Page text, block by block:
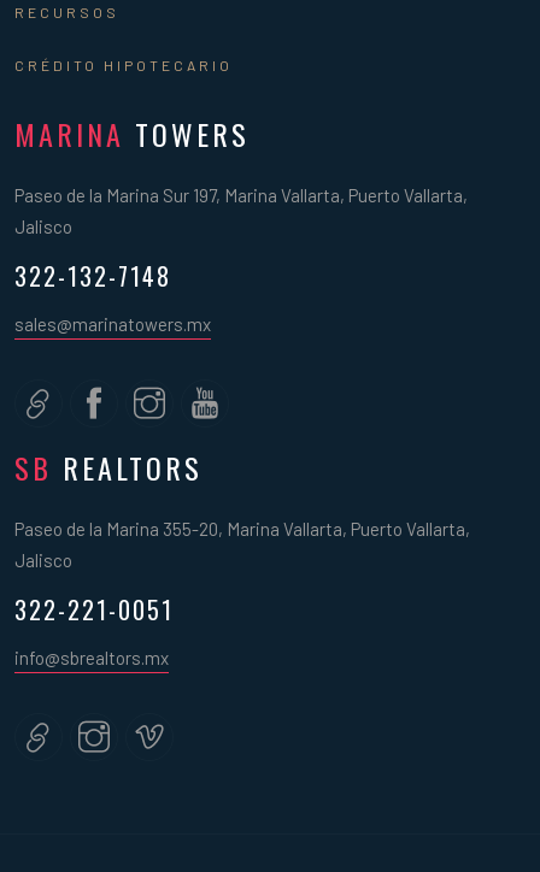
RECURSOS
CRÉDITO HIPOTECARIO
MARINA TOWERS
Paseo de la Marina Sur 197, Marina Vallarta, Puerto Vallarta,
Jalisco
322-132-7148
sales@marinatowers.mx
SB REALTORS
Paseo de la Marina 355-20, Marina Vallarta, Puerto Vallarta,
Jalisco
322-221-0051
info@sbrealtors.mx